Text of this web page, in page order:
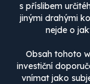
s příslibem
jinými drahými
nejde o
Obsah tohoto
investiční
vnímat jako